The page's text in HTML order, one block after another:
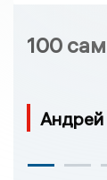
100
Андрей